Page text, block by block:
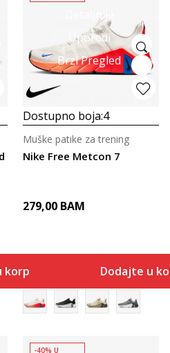
Detaljnije
Uporedi
Brzi Pregled
Dostupno boja:4
Nike Free Metcon 7
Muške patike za trening
279,00 BAM
Dodajte u
-40% U